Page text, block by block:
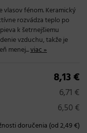
vlasov fénom. Keramický
rozvádza teplo po
k šetrnejšiemu
vzduchu, takže je
menej...viac »
8,13 €
6,71 €
6,50 €
doručenia (od 2,49 €)